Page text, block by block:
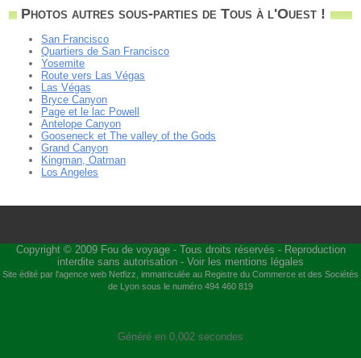
Photos autres sous-parties de Tous à l'Ouest !
San Francisco
Quartiers de San Francisco
Yosemite
Route vers Las Végas
Las Végas
Bryce Canyon
Page et le lac Powell
Antelope Canyon
Gooseneck et The valley of the Gods
Grand Canyon
Kingman, Oatman
Los Angeles
Copyright © 2009 Fou de voyage- Tous droits réservés - Reproduction
interdite sans autorisation - Voir les mentions légales
Site édité par l'agence web Netfizz , immatriculée au Registre du Commerce et des Sociétés
de Lyon sous le numéro 494 460 819
Généré en 0,002 secondes